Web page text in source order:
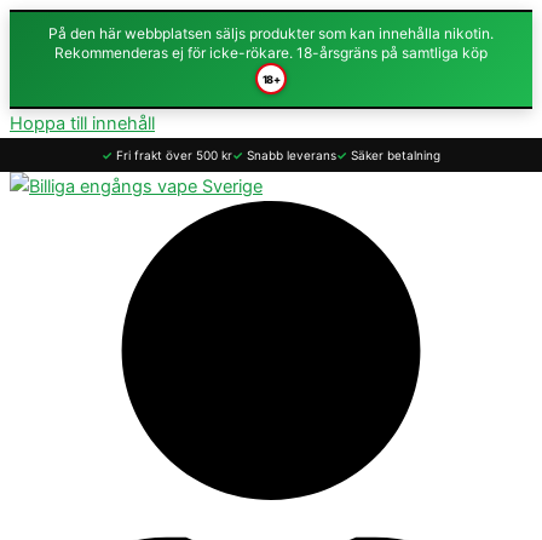
På den här webbplatsen säljs produkter som kan innehålla nikotin.
Rekommenderas ej för icke-rökare. 18-årsgräns på samtliga köp
18+
Hoppa till innehåll
✓ Fri frakt över 500 kr✓ Snabb leverans✓ Säker betalning